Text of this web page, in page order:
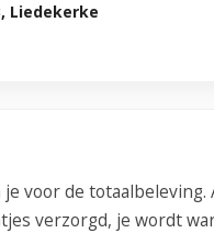
Liedekerke
je voor de totaalbeleving.
verzorgd, je wordt